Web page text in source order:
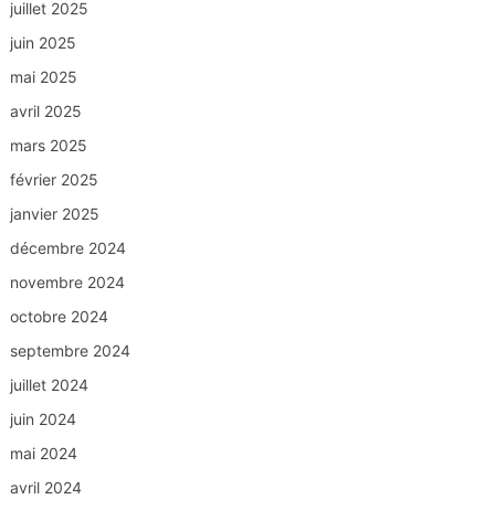
juillet 2025
juin 2025
mai 2025
avril 2025
mars 2025
février 2025
janvier 2025
décembre 2024
novembre 2024
octobre 2024
septembre 2024
juillet 2024
juin 2024
mai 2024
avril 2024